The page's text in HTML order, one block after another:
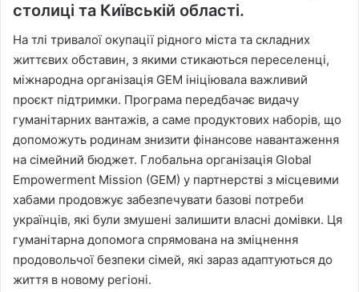
столиці та Київській області.
На тлі тривалої окупації рідного міста та складних
життєвих обставин, з якими стикаються переселенці,
міжнародна організація GEM ініціювала важливий
проєкт підтримки. Програма передбачає видачу
гуманітарних вантажів, а саме продуктових наборів, що
допоможуть родинам знизити фінансове навантаження
на сімейний бюджет. Глобальна організація Global
Empowerment Mission (GEM) у партнерстві з місцевими
хабами продовжує забезпечувати базові потреби
українців, які були змушені залишити власні домівки. Ця
гуманітарна допомога спрямована на зміцнення
продовольчої безпеки сімей, які зараз адаптуються до
життя в новому регіоні.